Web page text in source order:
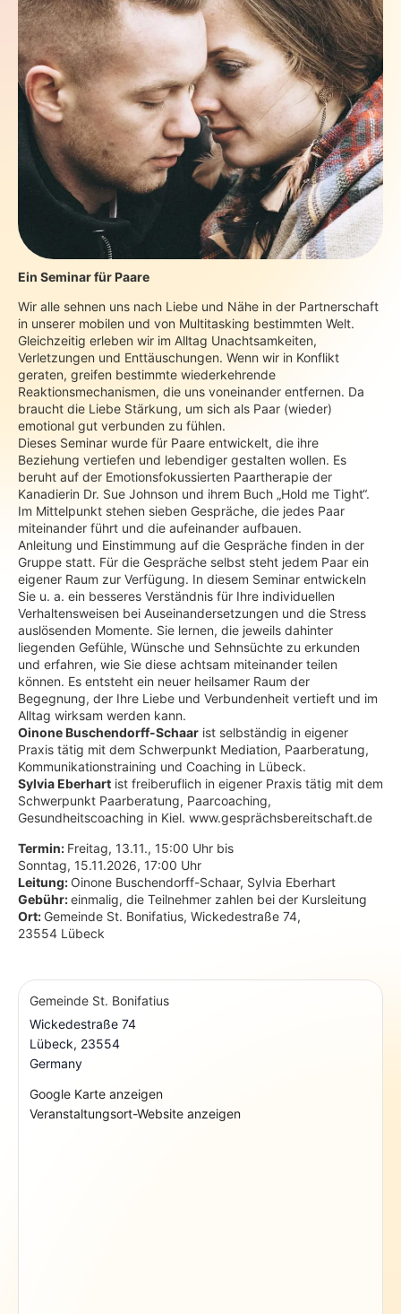
Ein Seminar für Paare
Wir alle sehnen uns nach Liebe und Nähe in der Partnerschaft
in unserer mobilen und von Multitasking bestimmten Welt.
Gleichzeitig erleben wir im Alltag Unachtsamkeiten,
Verletzungen und Enttäuschungen. Wenn wir in Konflikt
geraten, greifen bestimmte wiederkehrende
Reaktionsmechanismen, die uns voneinander entfernen. Da
braucht die Liebe Stärkung, um sich als Paar (wieder)
emotional gut verbunden zu fühlen.
Dieses Seminar wurde für Paare entwickelt, die ihre
Beziehung vertiefen und lebendiger gestalten wollen. Es
beruht auf der Emotionsfokussierten Paartherapie der
Kanadierin Dr. Sue Johnson und ihrem Buch „Hold me Tight“.
Im Mittelpunkt stehen sieben Gespräche, die jedes Paar
miteinander führt und die aufeinander aufbauen.
Anleitung und Einstimmung auf die Gespräche finden in der
Gruppe statt. Für die Gespräche selbst steht jedem Paar ein
eigener Raum zur Verfügung. In diesem Seminar entwickeln
Sie u. a. ein besseres Verständnis für Ihre individuellen
Verhaltensweisen bei Auseinandersetzungen und die Stress
auslösenden Momente. Sie lernen, die jeweils dahinter
liegenden Gefühle, Wünsche und Sehnsüchte zu erkunden
und erfahren, wie Sie diese achtsam miteinander teilen
können. Es entsteht ein neuer heilsamer Raum der
Begegnung, der Ihre Liebe und Verbundenheit vertieft und im
Alltag wirksam werden kann.
Oinone Buschendorff-Schaar ist selbständig in eigener
Praxis tätig mit dem Schwerpunkt Mediation, Paarberatung,
Kommunikationstraining und Coaching in Lübeck.
Sylvia Eberhart ist freiberuflich in eigener Praxis tätig mit dem
Schwerpunkt Paarberatung, Paarcoaching,
Gesundheitscoaching in Kiel. www.gesprächsbereitschaft.de
Termin: Freitag, 13.11., 15:00 Uhr bis
Sonntag, 15.11.2026, 17:00 Uhr
Leitung: Oinone Buschendorff-Schaar, Sylvia Eberhart
Gebühr:einmalig, die Teilnehmer zahlen bei der Kursleitung
Ort: Gemeinde St. Bonifatius, Wickedestraße 74,
23554 Lübeck
Gemeinde St. Bonifatius
Wickedestraße 74
Lübeck, 23554
Germany
Google Karte anzeigen
Veranstaltungsort-Website anzeigen